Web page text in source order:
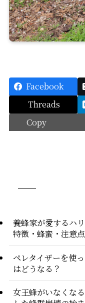
Facebook
Threads
Copy
養蜂家が愛するハ
特徴・蜂蜜・注意
ペレタイザーを使
はどうなる？
女王蜂がいなくな